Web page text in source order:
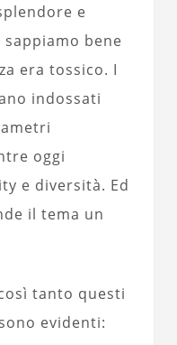
e
sappiamo bene
era tossico. I
indossati
oggi
e diversità. Ed
il tema un
tanto questi
evidenti: